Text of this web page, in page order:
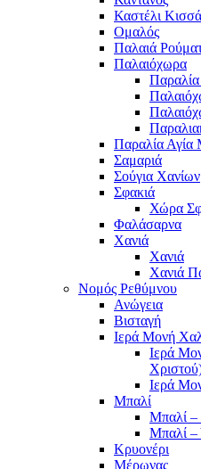
Καστέλι
Ομαλός
Παλαιά
Παλαιόχωρα
Παραλία Αγία
Σαμαριά
Σούγια Χανίων
Σφακιά
Χώρα
Φαλάσαρνα
Χανιά
Χανιά
Χανιά
Νομός Ρεθύμνου
Ανώγεια
Βισταγή
Ιερά Μονή
Ιερά
Ιερά
Μπαλί
Μπαλί –
Μπαλί –
Κρυονέρι
Μέρωνας